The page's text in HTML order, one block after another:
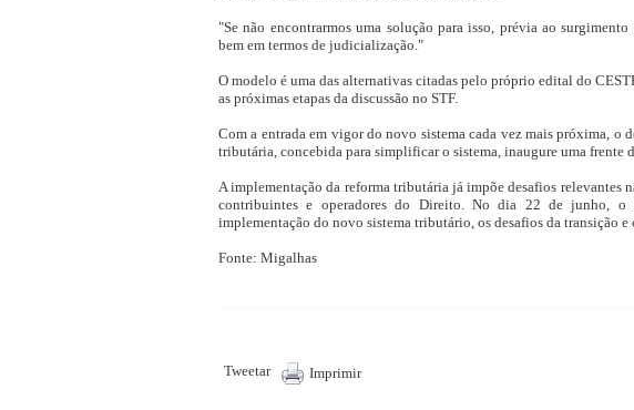
"Se não encontrarmos uma solução para isso, prévia ao
bem em termos de judicialização."
O modelo é uma das alternativas citadas pelo próprio edital do
as próximas etapas da discussão no STF.
Com a entrada em vigor do novo sistema cada vez mais próxima, o
tributária, concebida para simplificar o sistema, inaugure uma frente
A implementação da reforma tributária já impõe desafios relevantes
contribuintes e operadores do Direito. No dia 22 de junho, o
implementação do novo sistema tributário, os desafios da transição e
Fonte: Migalhas
Tweetar Imprimir